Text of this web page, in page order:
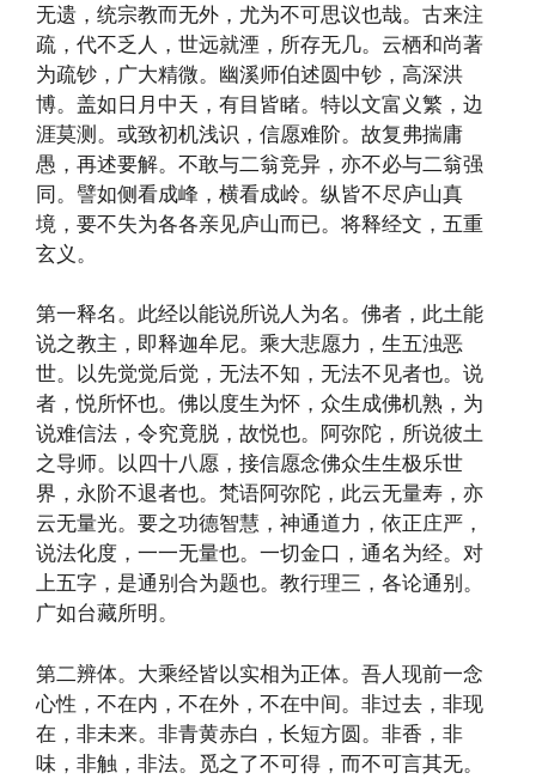
无遗，统宗教而无外，尤为不可思议也哉。古来注
疏，代不乏人，世远就湮，所存无几。云栖和尚著
为疏钞，广大精微。幽溪师伯述圆中钞，高深洪
博。盖如日月中天，有目皆睹。特以文富义繁，边
涯莫测。或致初机浅识，信愿难阶。故复弗揣庸
愚，再述要解。不敢与二翁竞异，亦不必与二翁强
同。譬如侧看成峰，横看成岭。纵皆不尽庐山真
境，要不失为各各亲见庐山而已。将释经文，五重
玄义。
第一释名。此经以能说所说人为名。佛者，此土能
说之教主，即释迦牟尼。乘大悲愿力，生五浊恶
世。以先觉觉后觉，无法不知，无法不见者也。说
者，悦所怀也。佛以度生为怀，众生成佛机熟，为
说难信法，令究竟脱，故悦也。阿弥陀，所说彼土
之导师。以四十八愿，接信愿念佛众生生极乐世
界，永阶不退者也。梵语阿弥陀，此云无量寿，亦
云无量光。要之功德智慧，神通道力，依正庄严，
说法化度，一一无量也。一切金口，通名为经。对
上五字，是通别合为题也。教行理三，各论通别。
广如台藏所明。
第二辨体。大乘经皆以实相为正体。吾人现前一念
心性，不在内，不在外，不在中间。非过去，非现
在，非未来。非青黄赤白，长短方圆。非香，非
味，非触，非法。觅之了不可得，而不可言其无。